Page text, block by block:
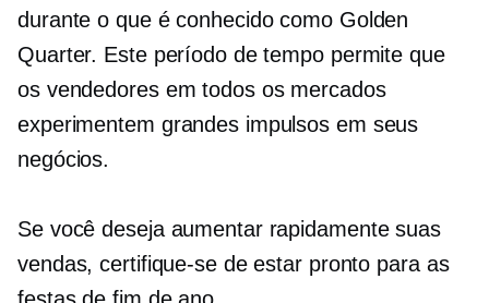
durante o que é conhecido como Golden
Quarter. Este período de tempo permite que
os vendedores em todos os mercados
experimentem grandes impulsos em seus
negócios.
Se você deseja aumentar rapidamente suas
vendas, certifique-se de estar pronto para as